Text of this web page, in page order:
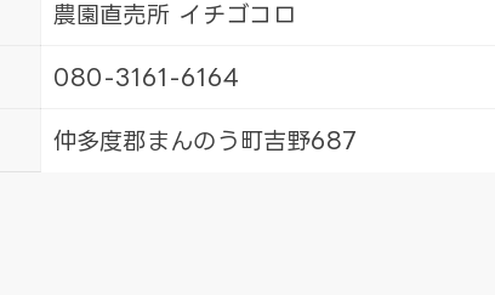
農園直売所 イチゴコロ
080-3161-6164
仲多度郡まんのう町吉野687